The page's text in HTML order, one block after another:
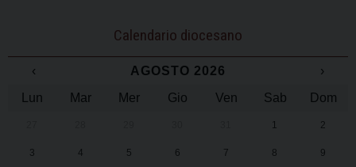
Calendario diocesano
‹ AGOSTO 2026
›
Lun
Mar Mer Gio Ven Sab Dom
1 2
3 4 5 6 7 8 9